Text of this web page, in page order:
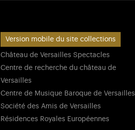
Version mobile du site collections
Château de Versailles Spectacles
Centre de recherche du château de
Versailles
Centre de Musique Baroque de Versailles
Société des Amis de Versailles
Résidences Royales Européennes